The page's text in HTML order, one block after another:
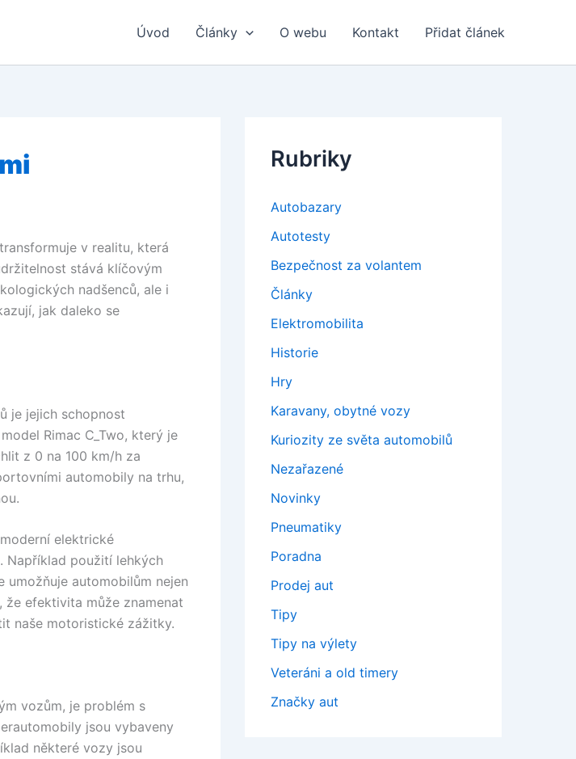
Úvod Články O webu Kontakt Přidat článek
v realitu, která
stává klíčovým
nadšenců, ale i
jak daleko se
je jejich schopnost
Rimac C_Two, který je
z 0 na 100 km/h za
automobily na trhu,
elektrické
Například použití lehkých
automobilům nejen
že efektivita může znamenat
naše motoristické zážitky.
vozům, je problém s
jsou vybaveny
některé vozy jsou
Rubriky
Autobazary
Autotesty
Bezpečnost za volantem
Články
Elektromobilita
Historie
Hry
Karavany, obytné vozy
Kuriozity ze světa automobilů
Nezařazené
Novinky
Pneumatiky
Poradna
Prodej aut
Tipy
Tipy na výlety
Veteráni a old timery
Značky aut